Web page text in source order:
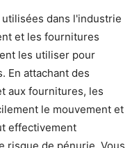
dans l'industrie
et les fournitures
les utiliser pour
En attachant des
aux fournitures, les
le mouvement et
effectivement